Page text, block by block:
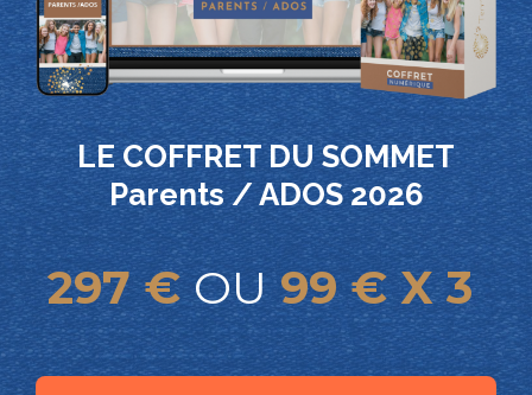
LE COFFRET DU SOMMET
Parents / ADOS 2026
297 € OU99 € X 3